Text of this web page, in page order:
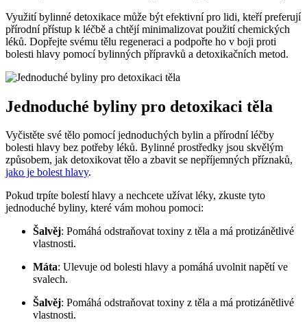
Využití bylinné detoxikace může být efektivní pro lidi, kteří preferují
přírodní přístup k léčbě a chtějí minimalizovat použití chemických
léků. Dopřejte svému tělu regeneraci a podpořte ho v boji proti
bolesti hlavy pomocí bylinných přípravků a detoxikačních metod.
Jednoduché byliny pro detoxikaci těla
Vyčistěte své tělo pomocí jednoduchých bylin a přírodní léčby
bolesti hlavy bez potřeby léků. Bylinné prostředky jsou skvělým
způsobem, jak detoxikovat tělo a zbavit se nepříjemných příznaků,
jako je bolest hlavy.
Pokud trpíte bolestí hlavy a nechcete užívat léky, zkuste tyto
jednoduché byliny, které vám mohou pomoci:
Šalvěj: Pomáhá odstraňovat toxiny z těla a má protizánětlivé
vlastnosti.
Máta: Ulevuje od bolesti hlavy a pomáhá uvolnit napětí ve
svalech.
Šalvěj: Pomáhá odstraňovat toxiny z těla a má protizánětlivé
vlastnosti.